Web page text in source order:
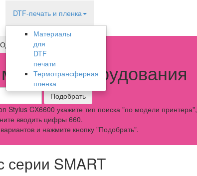
DTF-печать и пленка
Материалы
для
DTF
печати
Термотрансферная
пленка
оборудования
Подобрать
Stylus CX6600 укажите тип поиска "по модели принтера",
вводить цифры 660.
и нажмите кнопку "Подобрать".
SMART